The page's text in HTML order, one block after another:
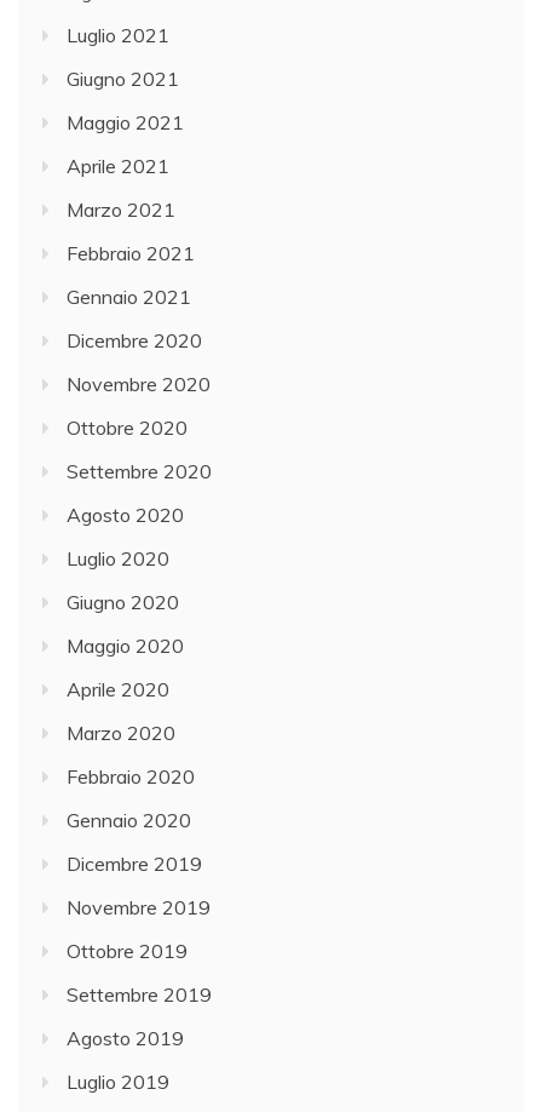
Luglio 2021
Giugno 2021
Maggio 2021
Aprile 2021
Marzo 2021
Febbraio 2021
Gennaio 2021
Dicembre 2020
Novembre 2020
Ottobre 2020
Settembre 2020
Agosto 2020
Luglio 2020
Giugno 2020
Maggio 2020
Aprile 2020
Marzo 2020
Febbraio 2020
Gennaio 2020
Dicembre 2019
Novembre 2019
Ottobre 2019
Settembre 2019
Agosto 2019
Luglio 2019